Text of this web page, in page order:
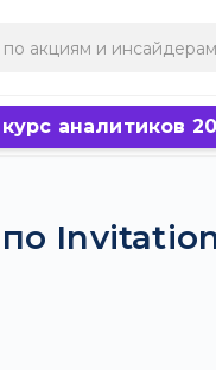
аналитиков